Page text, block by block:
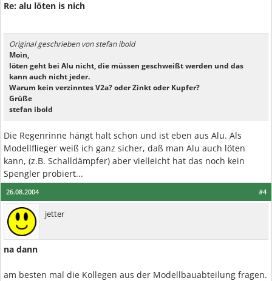
Re: alu löten is nich
Original geschrieben von stefan ibold
Moin,
löten geht bei Alu nicht, die müssen geschweißt werden und das
kann auch nicht jeder.
Warum kein verzinntes V2a? oder Zinkt oder Kupfer?
Grüße
stefan ibold
Die Regenrinne hängt halt schon und ist eben aus Alu. Als
Modellflieger weiß ich ganz sicher, daß man Alu auch löten
kann, (z.B. Schalldämpfer) aber vielleicht hat das noch kein
Spengler probiert...
#4
26.08.2004
jetter
na dann
am besten mal die Kollegen aus der Modellbauabteilung fragen.